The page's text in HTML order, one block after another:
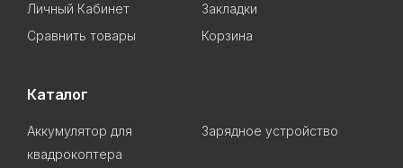
Личный Кабинет
Закладки
Сравнить товары
Корзина
Каталог
Аккумулятор для
квадрокоптера
Зарядное устройство